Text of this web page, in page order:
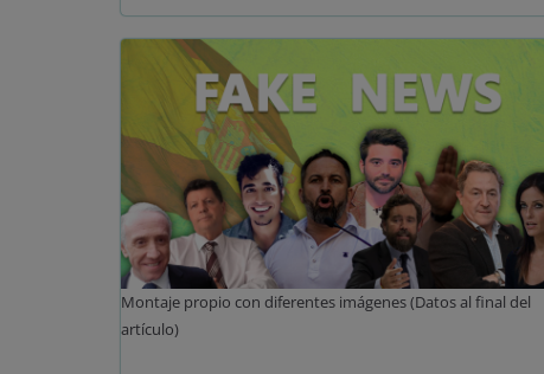
Montaje propio con diferentes imágenes (Datos al final del
artículo)